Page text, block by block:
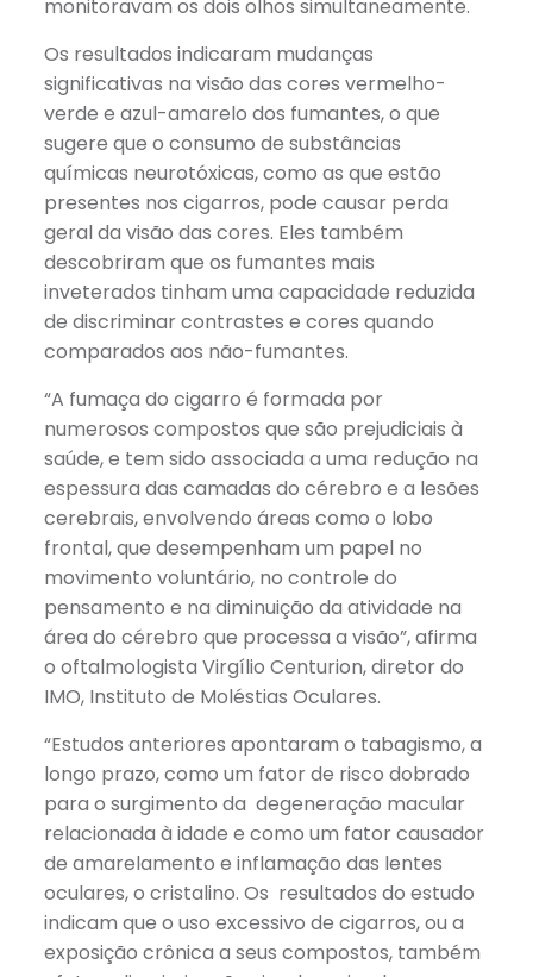
monitoravam os dois olhos simultaneamente.
Os resultados indicaram mudanças
significativas na visão das cores vermelho-
verde e azul-amarelo dos fumantes, o que
sugere que o consumo de substâncias
químicas neurotóxicas, como as que estão
presentes nos cigarros, pode causar perda
geral da visão das cores. Eles também
descobriram que os fumantes mais
inveterados ​​tinham uma capacidade reduzida
de discriminar contrastes e cores quando
comparados aos não-fumantes.
“A fumaça do cigarro é formada por
numerosos compostos que são prejudiciais à
saúde, e tem sido associada a uma redução na
espessura das camadas do cérebro e a lesões
cerebrais, envolvendo áreas como o lobo
frontal, que desempenham um papel no
movimento voluntário, no controle do
pensamento e na diminuição da atividade na
área do cérebro que processa a visão”, afirma
o oftalmologista Virgílio Centurion, diretor do
IMO, Instituto de Moléstias Oculares.
“Estudos anteriores apontaram o tabagismo, a
longo prazo, como um fator de risco dobrado
para o surgimento da degeneração macular
relacionada à idade e como um fator causador
de amarelamento e inflamação das lentes
oculares, o cristalino. Os resultados do estudo
indicam que o uso excessivo de cigarros, ou a
exposição crônica a seus compostos, também